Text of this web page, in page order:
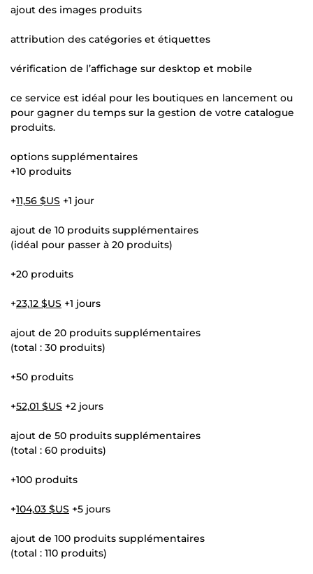
ajout des images produits
attribution des catégories et étiquettes
vérification de l’affichage sur desktop et mobile
ce service est idéal pour les boutiques en lancement ou
pour gagner du temps sur la gestion de votre catalogue
produits.
options supplémentaires
+10 produits
+11,56 $US +1 jour
ajout de 10 produits supplémentaires
(idéal pour passer à 20 produits)
+20 produits
+23,12 $US +1 jours
ajout de 20 produits supplémentaires
(total : 30 produits)
+50 produits
+52,01 $US +2 jours
ajout de 50 produits supplémentaires
(total : 60 produits)
+100 produits
+104,03 $US +5 jours
ajout de 100 produits supplémentaires
(total : 110 produits)